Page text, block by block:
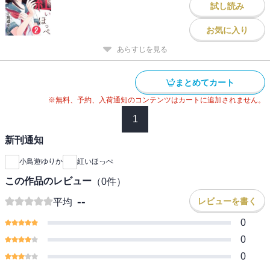
試し読み
お気に入り
あらすじを見る
まとめてカート
※無料、予約、入荷通知のコンテンツはカートに追加されません。
1
新刊通知
小鳥遊ゆりか 紅いほっぺ
この作品のレビュー （0件）
平均 -- レビューを書く
0
0
0